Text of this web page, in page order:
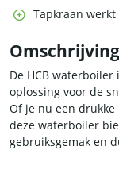
Tapkraan
Omschrijving
De HCB
oplossing voor de
Of je nu een
deze waterboiler
gebruiksgemak en